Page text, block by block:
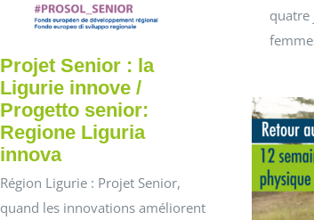
quatre
Projet Senior : la
Ligurie innove /
Progetto senior:
Regione Liguria
innova
Région Ligurie : Projet Senior,
quand les innovations améliorent